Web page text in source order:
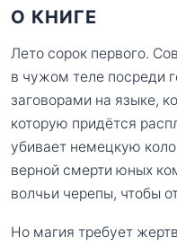
О КНИГЕ
Лето сорок первого.
в чужом теле посреди
заговорами на языке,
которую придётся
убивает немецкую
верной смерти юных
волчьи черепы, чтобы
Но магия требует